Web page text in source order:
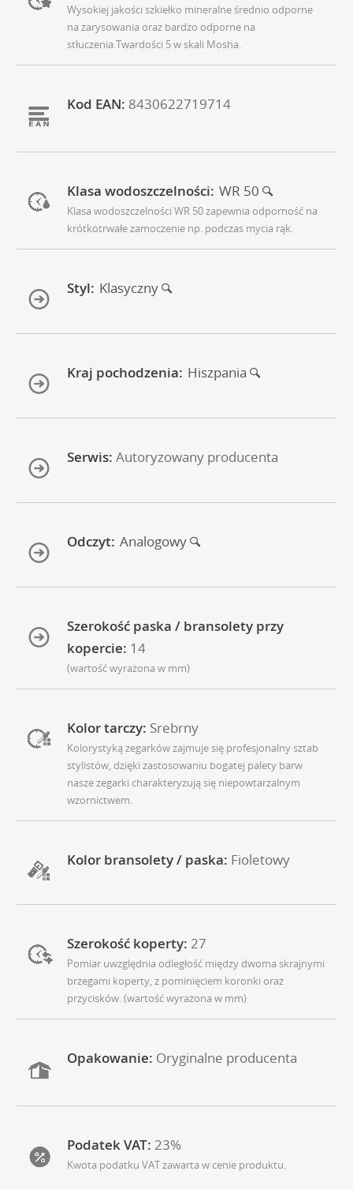
Wysokiej jakości szkiełko mineralne średnio odporne
na zarysowania oraz bardzo odporne na
stłuczenia.Twardości 5 w skali Mosha.
Kod EAN: 8430622719714
Klasa wodoszczelności: WR 50
Klasa wodoszczelności WR 50 zapewnia odporność na
krótkotrwałe zamoczenie np. podczas mycia rąk.
Styl: Klasyczny
Kraj pochodzenia: Hiszpania
Serwis: Autoryzowany producenta
Odczyt: Analogowy
Szerokość paska / bransolety przy
kopercie: 14
(wartość wyrażona w mm)
Kolor tarczy: Srebrny
Kolorystyką zegarków zajmuje się profesjonalny sztab
stylistów, dzięki zastosowaniu bogatej palety barw
nasze zegarki charakteryzują się niepowtarzalnym
wzornictwem.
Kolor bransolety / paska: Fioletowy
Szerokość koperty: 27
Pomiar uwzględnia odległość między dwoma skrajnymi
brzegami koperty, z pominięciem koronki oraz
przycisków. (wartość wyrażona w mm)
Opakowanie: Oryginalne producenta
Podatek VAT: 23%
Kwota podatku VAT zawarta w cenie produktu.